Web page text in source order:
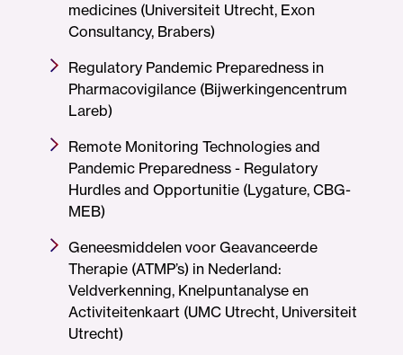
medicines (Universiteit Utrecht, Exon
Consultancy, Brabers)
Regulatory Pandemic Preparedness in
Pharmacovigilance (Bijwerkingencentrum
Lareb)
Remote Monitoring Technologies and
Pandemic Preparedness - Regulatory
Hurdles and Opportunitie (Lygature, CBG-
MEB)
Geneesmiddelen voor Geavanceerde
Therapie (ATMP’s) in Nederland:
Veldverkenning, Knelpuntanalyse en
Activiteitenkaart (UMC Utrecht, Universiteit
Utrecht)